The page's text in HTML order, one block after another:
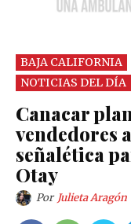
BAJA CALIFORNIA
NOTICIAS DEL DÍA
Canacar
vendedores
señalética
Otay
Por Julieta Aragón